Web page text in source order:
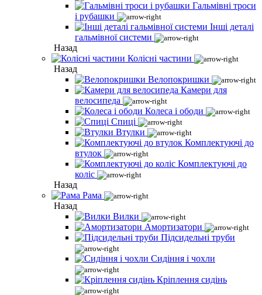
Гальмівні троси
і рубашки
Інші деталі
гальмівної системи
Назад
Колісні частини
Назад
Велопокришки
Камери для
велосипеда
Колеса і ободи
Спиці
Втулки
Комплектуючі до
втулок
Комплектуючі до
коліс
Назад
Рама
Назад
Вилки
Амортизатори
Підсидельні труби
Сидіння і чохли
Кріплення сидінь